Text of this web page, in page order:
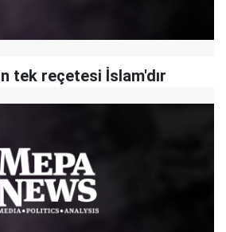
tek reçetesi İslam'dır